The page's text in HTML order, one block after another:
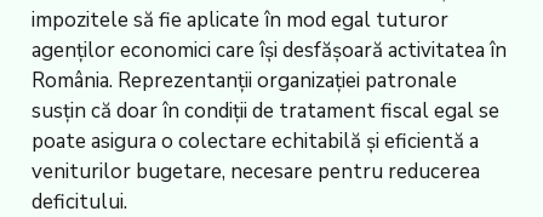
impozitele să fie aplicate în mod egal tuturor
agenţilor economici care îşi desfăşoară activitatea în
România. Reprezentanţii organizaţiei patronale
susţin că doar în condiţii de tratament fiscal egal se
poate asigura o colectare echitabilă şi eficientă a
veniturilor bugetare, necesare pentru reducerea
deficitului.